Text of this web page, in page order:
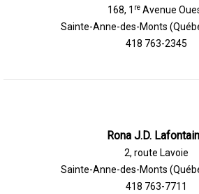
168, 1 re Avenue
Sainte-Anne-des-Monts
418 763-2345
Rona J.D.
2, route Lavoie
Sainte-Anne-des-Monts
418 763-7711